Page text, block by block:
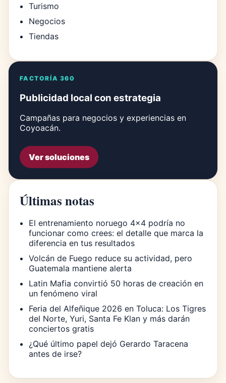
Turismo
Negocios
Tiendas
FACTORÍA 360
Publicidad local con estrategia
Campañas para negocios y experiencias en
Coyoacán.
Ver soluciones
Últimas notas
El entrenamiento noruego 4×4 podría no
funcionar como crees: el detalle que marca la
diferencia en tus resultados
Volcán de Fuego reduce su actividad, pero
Guatemala mantiene alerta
Latin Mafia convirtió 50 horas de creación en
un fenómeno viral
Feria del Alfeñique 2026 en Toluca: Los Tigres
del Norte, Yuri, Santa Fe Klan y más darán
conciertos gratis
¿Qué último papel dejó Gerardo Taracena
antes de irse?